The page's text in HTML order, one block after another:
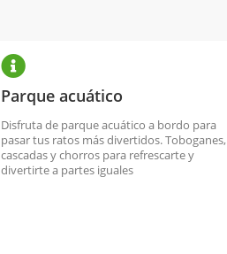
Parque acuático
Disfruta de parque acuático a bordo para
pasar tus ratos más divertidos. Toboganes,
cascadas y chorros para refrescarte y
divertirte a partes iguales